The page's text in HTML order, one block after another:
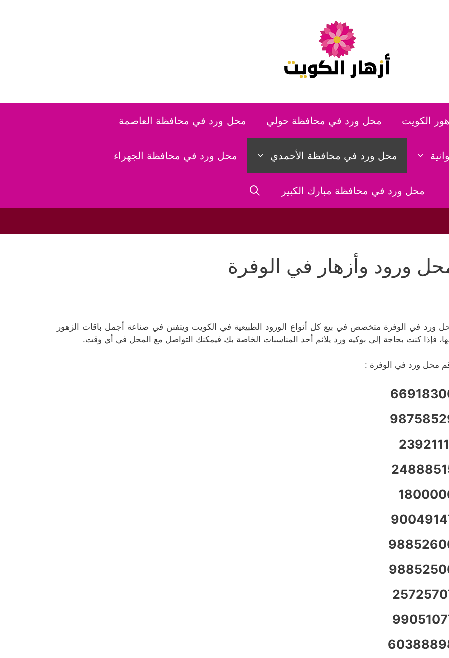
الكويت محل ورد في محافظة حولي محل ورد في محافظة العاصمة
محل ورد في محافظة الأحمدي محل ورد في محافظة الجهراء
محل ورد في محافظة مبارك الكبير
ورود وأزهار في الوفرة
ورد في الوفرة متخصص في بيع كل أنواع الورود الطبيعية في الكويت ويتفنن في صناعة أجمل باقات الزهور
فإذا كنت بحاجة إلى بوكيه ورد يلائم أحد المناسبات الخاصة بك فيمكنك التواصل مع المحل في أي وقت.
محل ورد في الوفرة :